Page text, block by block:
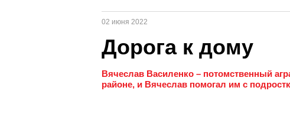
02 июня 2022
Дорога к дому
Вячеслав Василенко – потомственный
районе, и Вячеслав помогал им с